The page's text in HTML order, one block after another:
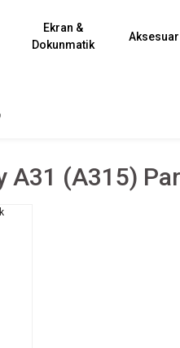
Ekran &
Dokunmatik
Aksesuar
A31 (a315)